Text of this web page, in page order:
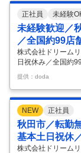
正社員 未経験
未経験歓迎／
／全国約99店
株式会社ドリーム
日祝休み／全国約
験歓迎【秋田市】
店展開/残業15ｈ程
開！/飲食事業以外
勤業務が中心/若手
通勤可・駐車場完
料理や鉄板焼き・
購買スタッフとし
提供：doda
NEW 正社員
秋田市／転勤
基本土日祝休
株式会社ドリーム